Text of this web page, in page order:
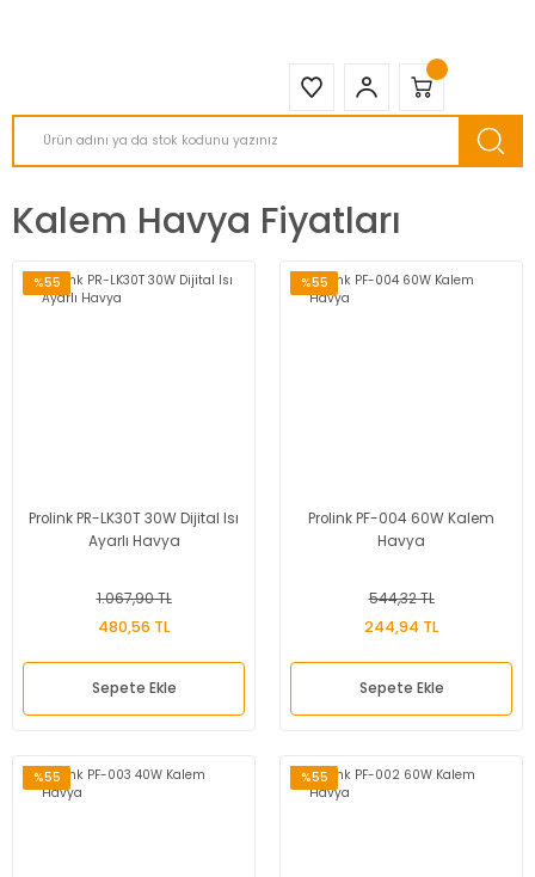
Kalem Havya Fiyatları
%55
Prolink PR-LK30T 30W Dijital Isı
Ayarlı Havya
1.067,90 TL
480,56 TL
Sepete Ekle
%55
Prolink PF-004 60W Kalem
Havya
544,32 TL
244,94 TL
Sepete Ekle
%55 %55